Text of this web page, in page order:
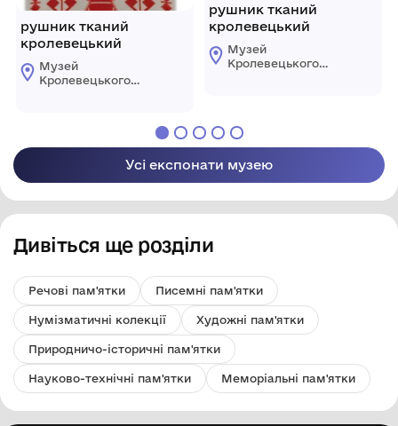
рушник тканий
кролевецький
Музей
Кролевецького
рушник тканий
кролевецький
Музей
Кролевецького
Усі експонати музею
Дивіться ще розділи
Речові пам'ятки Писемні пам'ятки
Нумізматичні колекції Художні пам'ятки
Природничо-історичні пам'ятки
Науково-технічні пам'ятки Меморіальні пам'ятки